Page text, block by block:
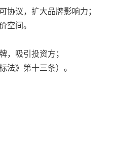
协议，扩大品牌影响力；
空间。
，吸引投资方；
法》第十三条）。